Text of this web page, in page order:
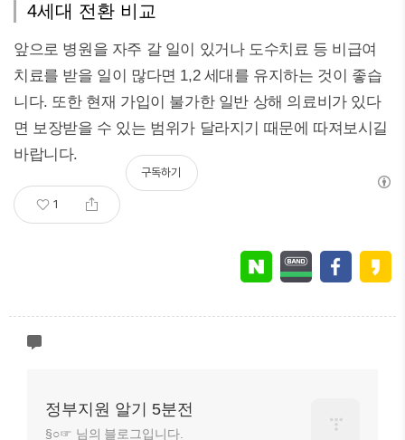
4세대 전환 비교
앞으로 병원을 자주 갈 일이 있거나 도수치료 등 비급여
치료를 받을 일이 많다면 1,2 세대를 유지하는 것이 좋습
니다. 또한 현재 가입이 불가한 일반 상해 의료비가 있다
면 보장받을 수 있는 범위가 달라지기 때문에 따져보시길
바랍니다.
1
구독하기
정부지원 알기 5분전
§○☞ 님의 블로그입니다.